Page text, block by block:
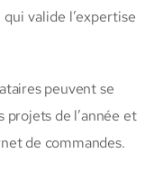
qui valide l’expertise
peuvent se
de l’année et
de commandes.